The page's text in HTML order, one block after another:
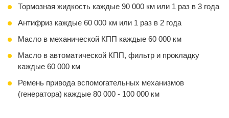
Тормозная жидкость каждые 90 000 км или 1 раз в 3 года
Антифриз каждые 60 000 км или 1 раз в 2 года
Масло в механической КПП каждые 60 000 км
Масло в автоматической КПП, фильтр и прокладку
каждые 60 000 км
Ремень привода вспомогательных механизмов
(генератора) каждые 80 000 - 100 000 км